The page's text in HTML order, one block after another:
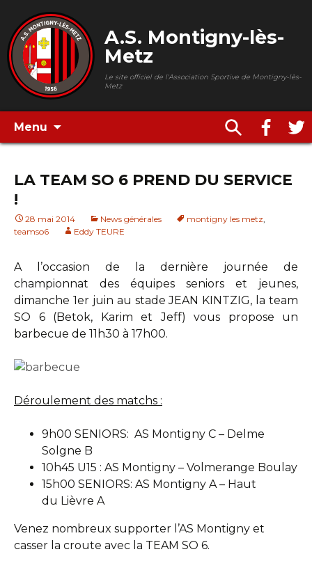
A.S. Montigny-lès-
Metz
Le site officiel de l'Association Sportive de Montigny-lès-
Metz
Menu
LA TEAM SO 6 PREND DU SERVICE
!
28 mai 2014 News générales montigny les metz,
teamso6
Eddy TEURE
A l’occasion de la dernière journée de
championnat des équipes seniors et jeunes,
dimanche 1er juin au stade JEAN KINTZIG, la team
SO 6 (Betok, Karim et Jeff) vous propose un
barbecue de 11h30 à 17h00.
Déroulement des matchs :
9h00 SENIORS: AS Montigny C – Delme
Solgne B
10h45 U15 : AS Montigny – Volmerange Boulay
15h00 SENIORS: AS Montigny A – Haut
du Lièvre A
Venez nombreux supporter l’AS Montigny et
casser la croute avec la TEAM SO 6.